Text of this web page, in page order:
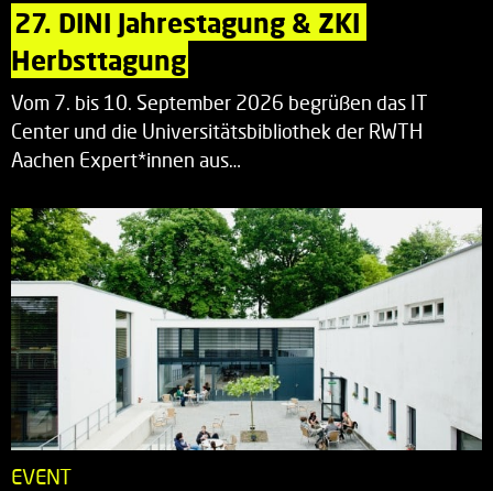
27. DINI Jahrestagung & ZKI
Herbsttagung
Vom 7. bis 10. September 2026 begrüßen das IT
Center und die Universitätsbibliothek der RWTH
Aachen Expert*innen aus…
EVENT